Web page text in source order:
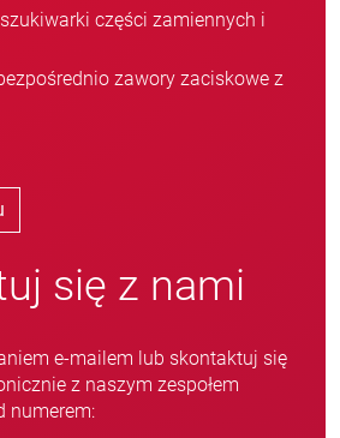
części zamiennych i
zawory zaciskowe z
się z nami
e-mailem lub skontaktuj się
z naszym zespołem
numerem: